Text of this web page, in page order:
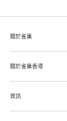
關於雀巢
雀巢集團起源於
幸福生活」企業。
關於雀巢香港
關於雀巢香港
雀巢香港創造共享價
聯絡我們
資訊
付款及送貨